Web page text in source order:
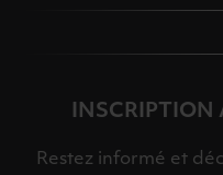
Restez informé et